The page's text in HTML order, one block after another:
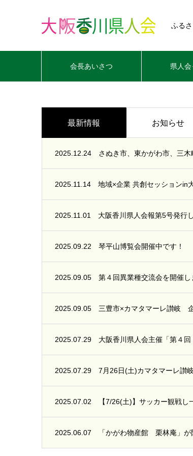
ふる
会長あいさつ 県人会
最新情報 お知らせ
2025.12.24 さぬき市、東かがわ市、三
2025.11.14 地域×企業 共創セッションin
2025.11.01 大阪香川県人会報第5号発行
2025.09.22 琴平山博覧会開催中です！
2025.09.05 第４回異業種交流会を開催し
2025.09.05 三豊市×カマタマーレ讃岐
2025.07.29 大阪香川県人会主催「第４
2025.07.29 7月26日(土)カマタマーレ讃
2025.07.02 【7/26(土)】サッカー観戦し
2025.06.07 「かがわ物産館 栗林庵」